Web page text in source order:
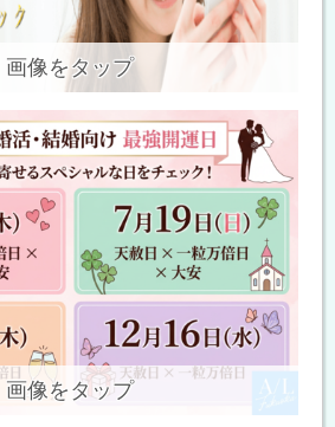
画像をタップ
画像をタップ